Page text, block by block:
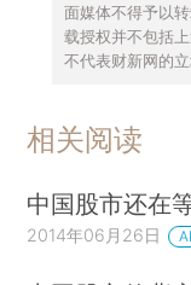
面媒体不得予以
载授权并不包括
不代表财新网的立
相关阅读
中国股市还在
2014年06月26日